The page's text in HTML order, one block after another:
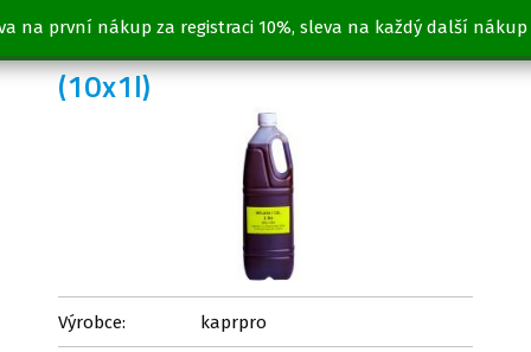
na první nákup za registraci 10%, sleva na každý další nákup
MELASA & CSL 50/50 10l
(10x1l)
Výrobce: kaprpro